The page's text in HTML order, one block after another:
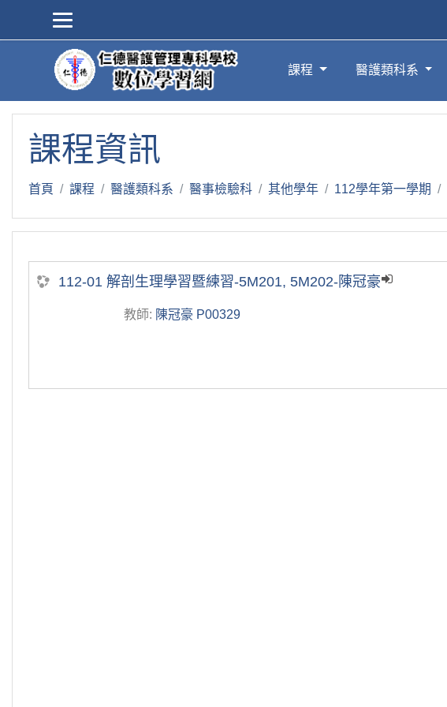
跳到主要內容
課程 醫護類科系
課程資訊
首頁 課程 醫護類科系 醫事檢驗科 其他學年 112學年第一學期
112-01 解剖生理學習暨練習-5M201, 5M202-陳冠豪
教師: 陳冠豪 P00329